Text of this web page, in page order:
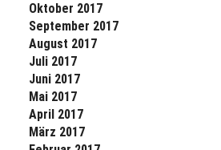
Oktober 2017
September 2017
August 2017
Juli 2017
Juni 2017
Mai 2017
April 2017
März 2017